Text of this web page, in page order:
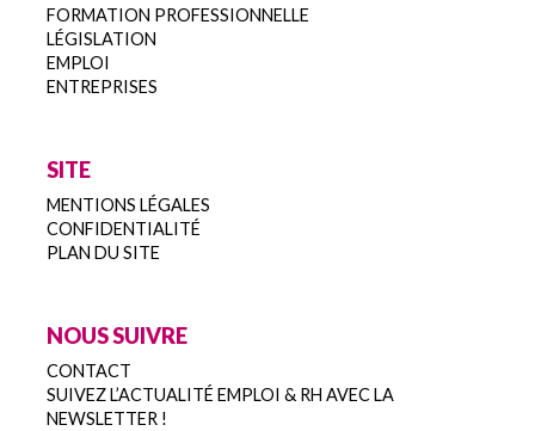
FORMATION PROFESSIONNELLE
LÉGISLATION
EMPLOI
ENTREPRISES
SITE
MENTIONS LÉGALES
CONFIDENTIALITÉ
PLAN DU SITE
NOUS SUIVRE
CONTACT
SUIVEZ L’ACTUALITÉ EMPLOI & RH AVEC LA
NEWSLETTER !